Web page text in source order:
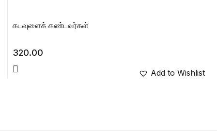
கடவுளைக் கண்டவர்கள்
320.00
Add to Wishlist